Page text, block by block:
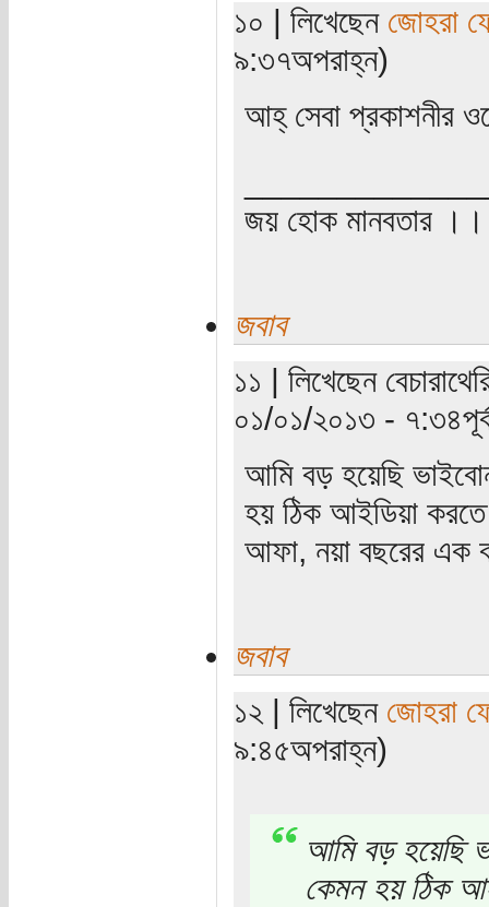
১০ | লিখেছেন জোহরা
৯:৩৭অপরাহ্ন)
আহ্‌ সেবা প্রকাশনীর
জয় হোক মানবতার
জবাব
১১ | লিখেছেন
০১/০১/২০১৩ -
আমি বড় হয়েছি
হয় ঠিক আইডিয়া করতে
আফা, নয়া বছরের এক
জবাব
১২ | লিখেছেন জোহরা
৯:৪৫অপরাহ্ন)
আমি বড় হয়েছি
কেমন হয় ঠিক